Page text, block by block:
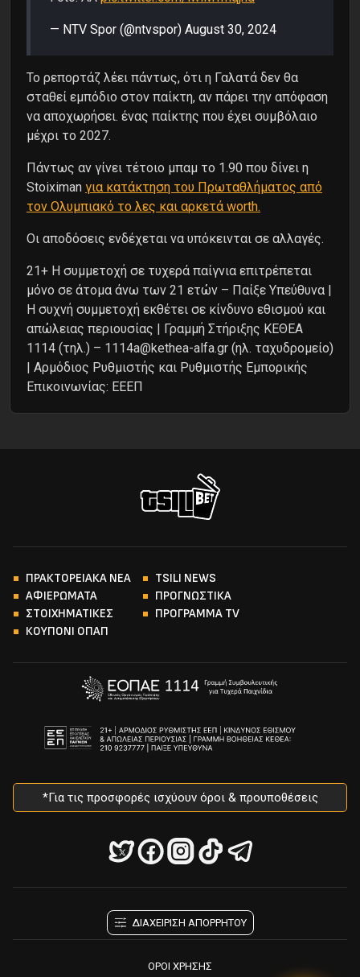
— NTV Spor (@ntvspor) August 30, 2024
Το ρεπορτάζ λέει πάντως, ότι η Γαλατά δεν θα
σταθεί εμπόδιο στον παίκτη, αν πάρει την απόφαση
να αποχωρήσει. ένας παίκτης που έχει συμβόλαιο
μέχρι το 2027.
Πάντως αν γίνει τέτοιο μπαμ το 1.90 που δίνει η
Stoiximan για κατάκτηση του Πρωταθλήματος από
τον Ολυμπιακό το λες και αρκετά worth.
Oι αποδόσεις ενδέχεται να υπόκεινται σε αλλαγές.
21+ Η συμμετοχή σε τυχερά παίγνια επιτρέπεται
μόνο σε άτομα άνω των 21 ετών – Παίξε Υπεύθυνα |
Η συχνή συμμετοχή εκθέτει σε κίνδυνο εθισμού και
απώλειας περιουσίας | Γραμμή Στήριξης ΚΕΘΕΑ
1114 (τηλ.) – 1114a@kethea-alfa.gr (ηλ. ταχυδρομείο)
| Αρμόδιος Ρυθμιστής και Ρυθμιστής Εμπορικής
Επικοινωνίας: ΕΕΕΠ
ΠΡΑΚΤΟΡΕΙΑΚΑ ΝΕΑ
TSILI NEWS
ΑΦΙΕΡΩΜΑΤΑ
ΠΡΟΓΝΩΣΤΙΚΑ
ΣΤΟΙΧΗΜΑΤΙΚΕΣ
ΠΡΟΓΡΑΜΜΑ TV
ΚΟΥΠΟΝΙ ΟΠΑΠ
*Για τις προσφορές ισχύουν όροι & προυποθέσεις
ΔΙΑΧΕΙΡΙΣΗ ΑΠΟΡΡΗΤΟΥ
ΟΡΟΙ ΧΡΗΣΗΣ